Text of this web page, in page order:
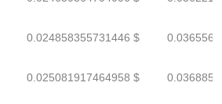
0.024858355731446 $
0.025081917464958 $